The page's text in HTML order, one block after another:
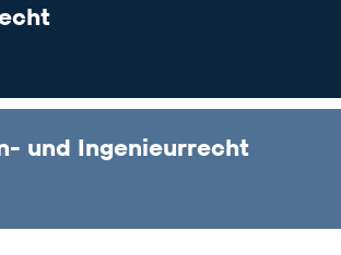
und Ingenieurrecht